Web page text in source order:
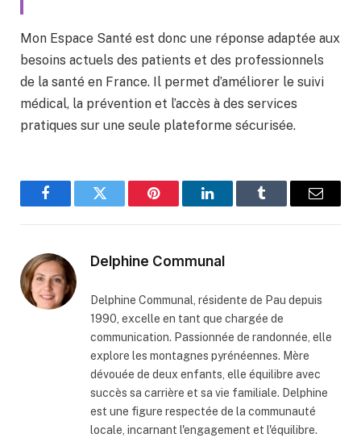
Mon Espace Santé est donc une réponse adaptée aux
besoins actuels des patients et des professionnels
de la santé en France. Il permet d’améliorer le suivi
médical, la prévention et l’accès à des services
pratiques sur une seule plateforme sécurisée.
FacebookTwitter Pinterest LinkedInTumblr Email
Delphine Communal
Delphine Communal, résidente de Pau depuis
1990, excelle en tant que chargée de
communication. Passionnée de randonnée, elle
explore les montagnes pyrénéennes. Mère
dévouée de deux enfants, elle équilibre avec
succès sa carrière et sa vie familiale. Delphine
est une figure respectée de la communauté
locale, incarnant l'engagement et l'équilibre.